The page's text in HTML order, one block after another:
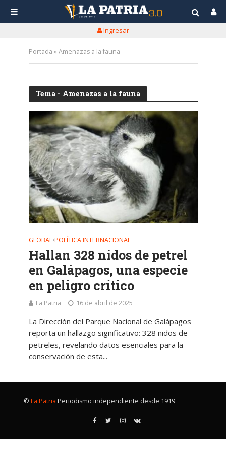
Ingresar
Portada »Amenazas a la fauna
Tema - Amenazas a la fauna
GLOBAL•POLÍTICA INTERNACIONAL
Hallan 328 nidos de petrel
en Galápagos, una especie
en peligro crítico
La Patria 16 de abril de 2025
La Dirección del Parque Nacional de Galápagos
reporta un hallazgo significativo: 328 nidos de
petreles, revelando datos esenciales para la
conservación de esta...
© La Patria Periodismo independiente desde 1919